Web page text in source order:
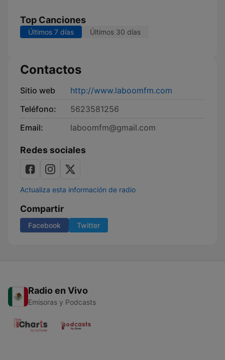
Top Canciones
Últimos 7 días Últimos 30 días
Contactos
Sitio web
http://www.laboomfm.com
Teléfono:
5623581256
Email:
laboomfm@gmail.com
Redes sociales
Actualiza esta información de radio
Compartir
Facebook Twitter
Radio en Vivo
Emisoras y Podcasts